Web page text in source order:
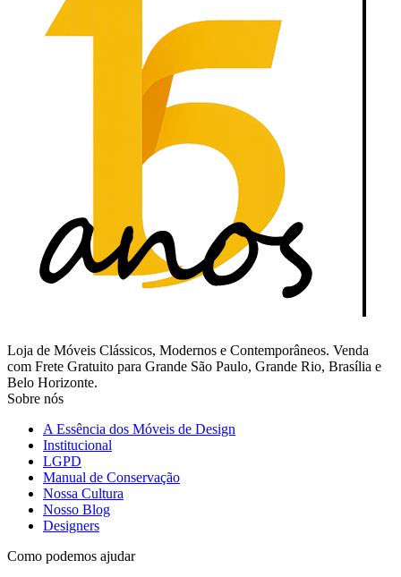
Loja de Móveis Clássicos, Modernos e Contemporâneos. Venda
com Frete Gratuito para Grande São Paulo, Grande Rio, Brasília e
Belo Horizonte.
Sobre nós
A Essência dos Móveis de Design
Institucional
LGPD
Manual de Conservação
Nossa Cultura
Nosso Blog
Designers
Como podemos ajudar